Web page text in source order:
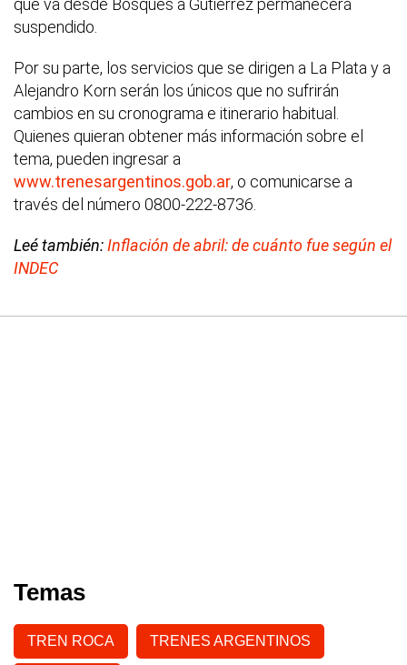
que va desde Bosques a Gutiérrez permanecerá
suspendido.
Por su parte, los servicios que se dirigen a La Plata y a
Alejandro Korn serán los únicos que no sufrirán
cambios en su cronograma e itinerario habitual.
Quienes quieran obtener más información sobre el
tema, pueden ingresar a
www.trenesargentinos.gob.ar, o comunicarse a
través del número 0800-222-8736.
Leé también:Inflación de abril: de cuánto fue según el
INDEC
Temas
TREN ROCA TRENES ARGENTINOS